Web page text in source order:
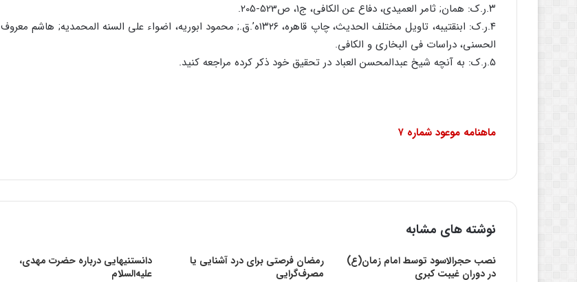
۳.ر.ک: همان; ثامر العمیدى، دفاع عن الکافى، ج‏1، ص‏205-523.
۴.ر.ک: ابن‏قتیبه، تاویل مختلف الحدیث، چاپ قاهره، ۱۳۲۶ه’.ق.; محمود ابوریه، اضواء على السنه المحمدیه; هاشم معروف
الحسنى، دراسات فى البخارى و الکافى.
۵.ر.ک: به آنچه شیخ عبدالمحسن العباد در تحقیق خود ذکر کرده مراجعه کنید.
ماهنامه موعود شماره ۷
نوشته های مشابه
نصب حجرالاسود توسط امام زمان(ع)
در دوران غیبت کبری
رمضان فرصتی برای درد آشنایی یا
مصرف‌گرایی
دانستنیهایى درباره حضرت مهدى،
علیه‌السلام